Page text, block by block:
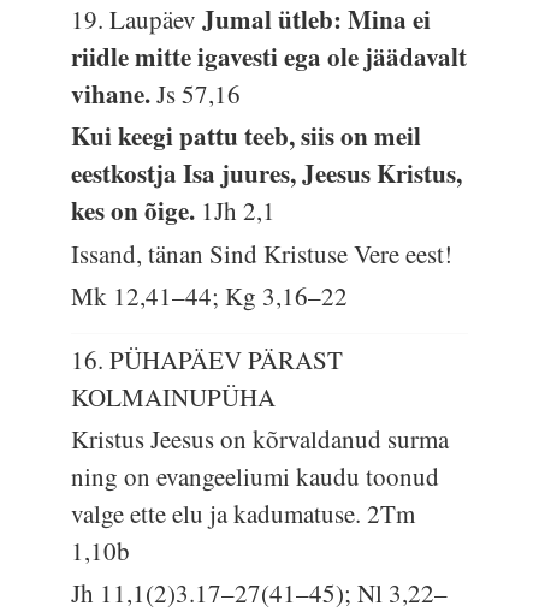
19. LaupäevJumal ütleb: Mina ei
riidle mitte igavesti ega ole jäädavalt
vihane.Js 57,16
Kui keegi pattu teeb, siis on meil
eestkostja Isa juures, Jeesus Kristus,
kes on õige. 1Jh 2,1
Issand, tänan Sind Kristuse Vere eest!
Mk 12,41–44; Kg 3,16–22
16. PÜHAPÄEV PÄRAST
KOLMAINUPÜHA
Kristus Jeesus on kõrvaldanud surma
ning on evangeeliumi kaudu toonud
valge ette elu ja kadumatuse.2Tm
1,10b
Jh 11,1(2)3.17–27(41–45); Nl 3,22–